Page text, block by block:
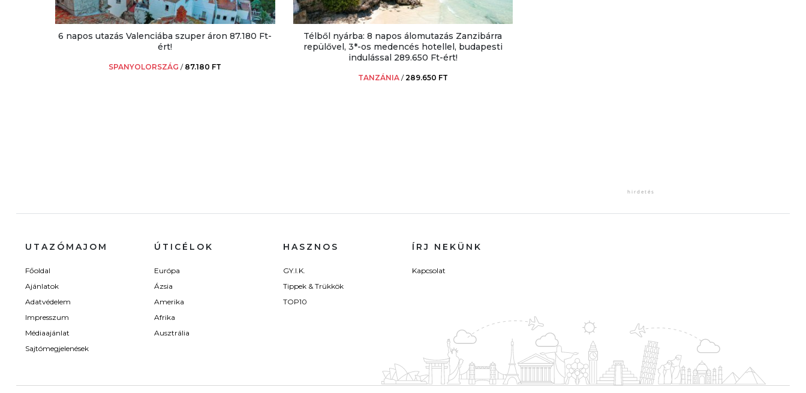
6 napos utazás Valenciába szuper áron 87.180 Ft-
ért!
SPANYOLORSZÁG / 87.180 FT
Télből nyárba: 8 napos álomutazás Zanzibárra
repülővel, 3*-os medencés hotellel, budapesti
indulással 289.650 Ft-ért!
TANZÁNIA /289.650 FT
UTAZÓMAJOM
Főoldal
Ajánlatok
Adatvédelem
Impresszum
Médiaajánlat
Sajtómegjelenések
ÚTICÉLOK
Európa
Ázsia
Amerika
Afrika
Ausztrália
HASZNOS
GY.I.K.
Tippek & Trükkök
TOP10
ÍRJ NEKÜNK
Kapcsolat